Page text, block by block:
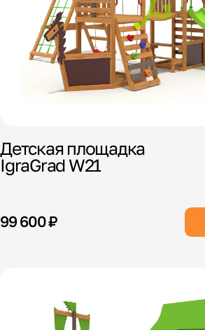
Детская площадка
IgraGrad W21
99 600 ₽